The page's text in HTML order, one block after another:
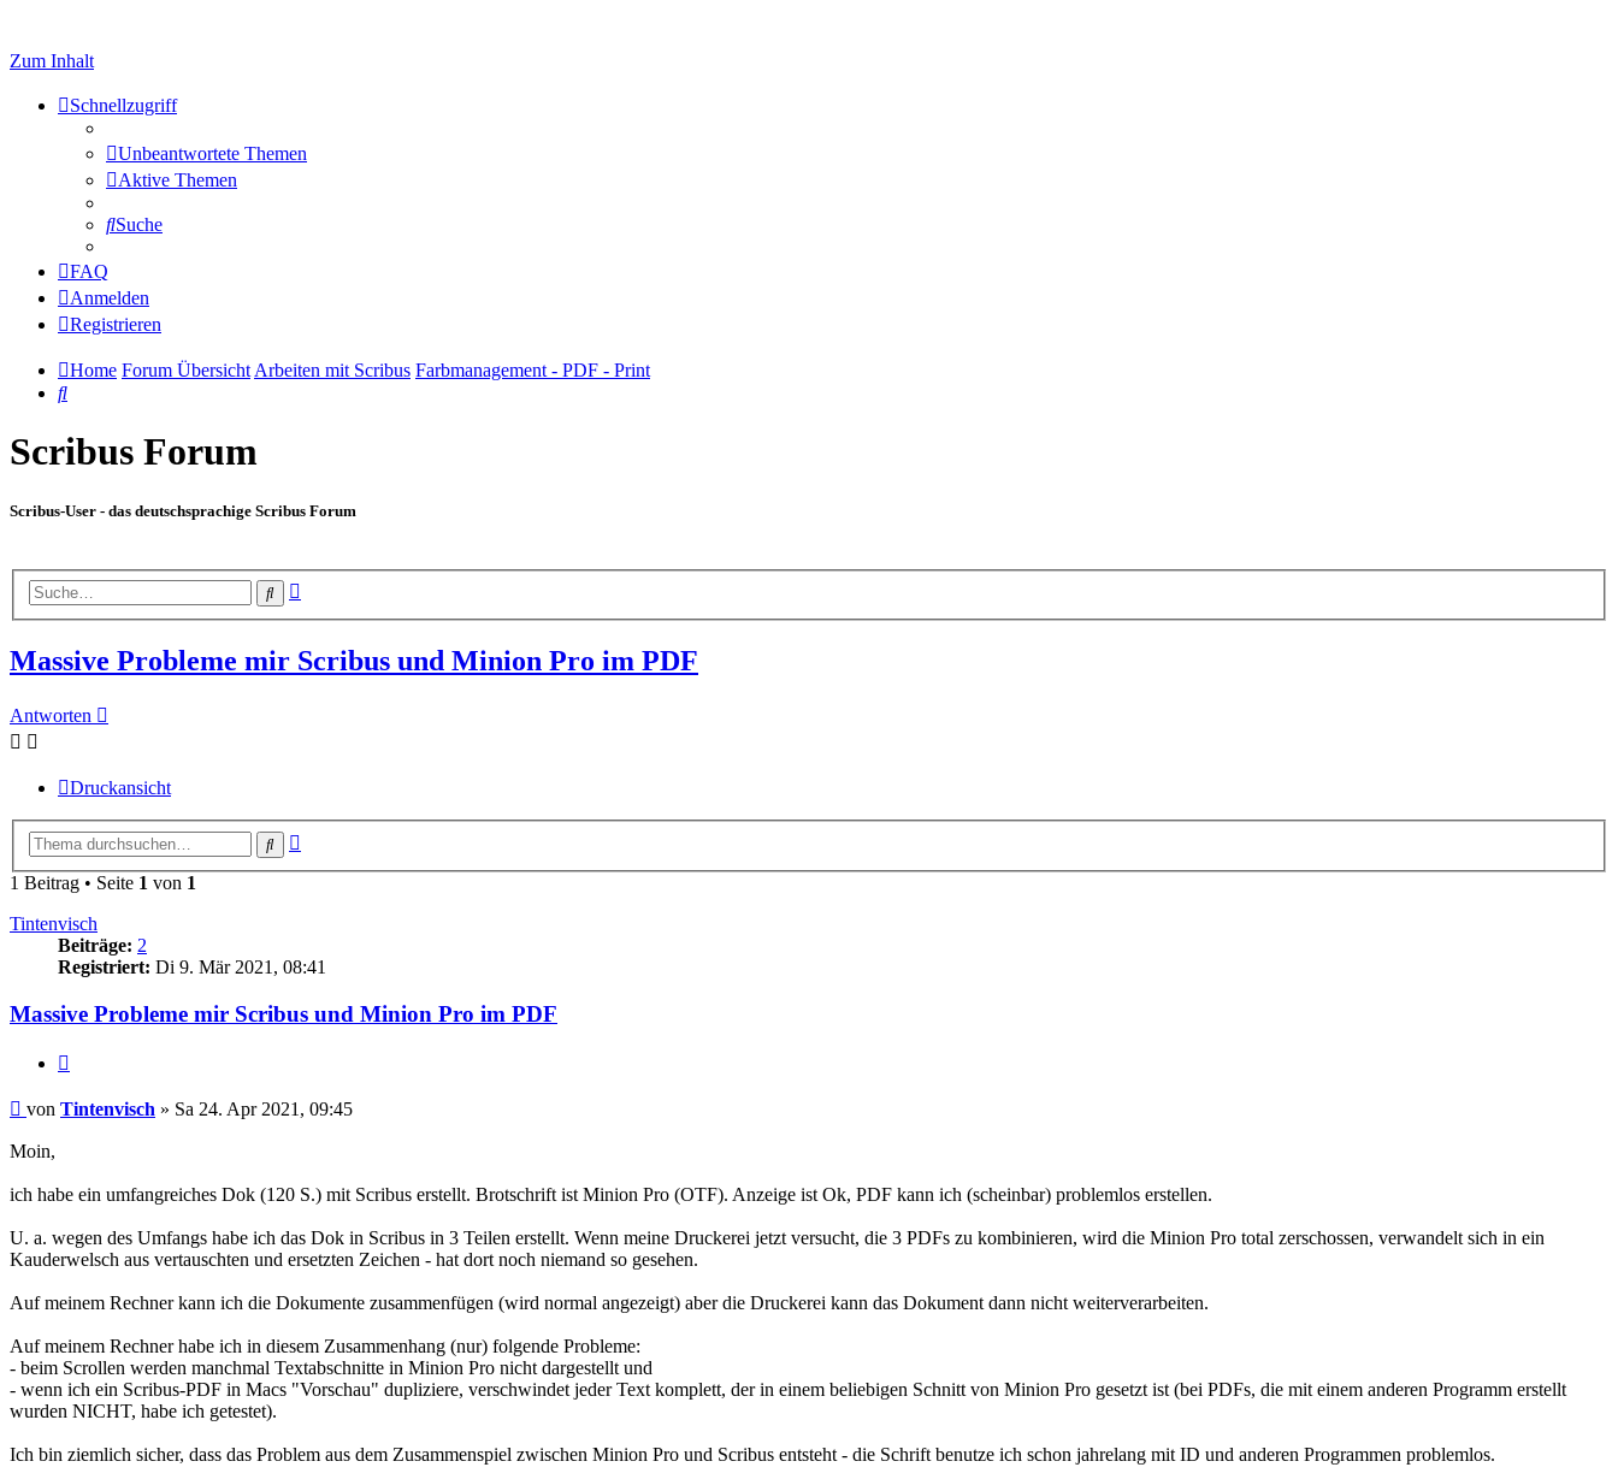
Zum Inhalt
Schnellzugriff
Unbeantwortete Themen
Aktive Themen
Suche
FAQ
Anmelden
Registrieren
Home Forum Übersicht Arbeiten mit Scribus Farbmanagement - PDF - Print
Suche
Scribus Forum
Scribus-User - das deutschsprachige Scribus Forum
Suche
Massive Probleme mir Scribus und Minion Pro im PDF
Antworten
Druckansicht
Suche
1 Beitrag • Seite 1 von 1
Tintenvisch
Beiträge: 2
Registriert: Di 9. Mär 2021, 08:41
Massive Probleme mir Scribus und Minion Pro im PDF
Beitrag
von Tintenvisch » Sa 24. Apr 2021, 09:45
Moin,
ich habe ein umfangreiches Dok (120 S.) mit Scribus erstellt. Brotschrift ist Minion Pro (OTF). Anzeige ist Ok, PDF kann ich (scheinbar) problemlos erstellen.
U. a. wegen des Umfangs habe ich das Dok in Scribus in 3 Teilen erstellt. Wenn meine Druckerei jetzt versucht, die 3 PDFs zu kombinieren, wird die Minion Pro total zerschossen, verwandelt sich in ein
Kauderwelsch aus vertauschten und ersetzten Zeichen - hat dort noch niemand so gesehen.
Auf meinem Rechner kann ich die Dokumente zusammenfügen (wird normal angezeigt) aber die Druckerei kann das Dokument dann nicht weiterverarbeiten.
Auf meinem Rechner habe ich in diesem Zusammenhang (nur) folgende Probleme:
- beim Scrollen werden manchmal Textabschnitte in Minion Pro nicht dargestellt und
- wenn ich ein Scribus-PDF in Macs "Vorschau" dupliziere, verschwindet jeder Text komplett, der in einem beliebigen Schnitt von Minion Pro gesetzt ist (bei PDFs, die mit einem anderen Programm erstellt
wurden NICHT, habe ich getestet).
Ich bin ziemlich sicher, dass das Problem aus dem Zusammenspiel zwischen Minion Pro und Scribus entsteht - die Schrift benutze ich schon jahrelang mit ID und anderen Programmen problemlos.